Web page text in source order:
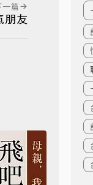
一篇
朋友